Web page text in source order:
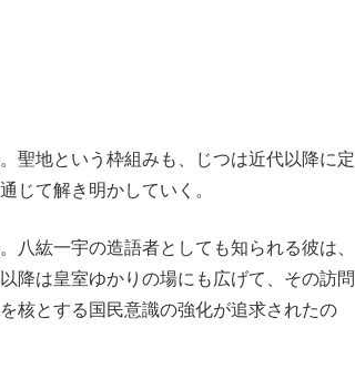
聖地という枠組みも、じつは近代以降に定
じて解き明かしていく。
紘一宇の造語者としても知られる彼は、
降は皇室ゆかりの場にも広げて、その訪問
核とする国民意識の強化が追求されたの